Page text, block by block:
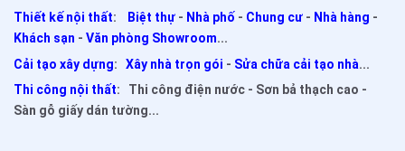
Thiết kế nội thất: Biệt thự - Nhà phố - Chung cư - Nhà hàng -
Khách sạn - Văn phòng Showroom...
Cải tạo xây dựng: Xây nhà trọn gói - Sửa chữa cải tạo nhà...
Thi công nội thất: Thi công điện nước - Sơn bả thạch cao -
Sàn gỗ giấy dán tường...